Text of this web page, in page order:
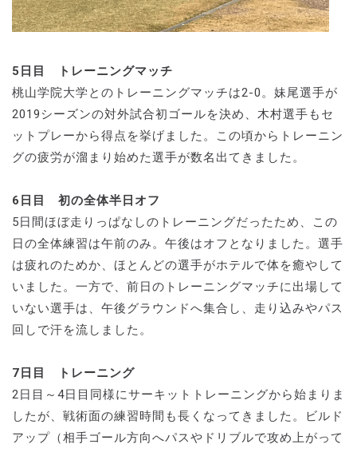
5日目 トレーニングマッチ
桃山学院大学とのトレーニングマッチは2-0。妹尾選手が
2019シーズンの対外試合初ゴールを決め、木村選手もセ
ットプレーから得点を挙げました。この頃からトレーニン
グの疲労が溜まり始めた選手が数名出てきました。
6日目 初の全体半日オフ
5日間ほぼ走りっぱなしのトレーニングだったため、この
日の全体練習は午前のみ。午後はオフとなりました。選手
は疲れのためか、ほとんどの選手がホテルで体を癒やして
いました。一方で、前日のトレーニングマッチに出場して
いない選手は、午後グラウンドへ集合し、走り込みやパス
回しで汗を流しました。
7日目 トレーニング
2日目～4日目同様にサーキットトレーニングから始まりま
したが、戦術面の練習時間も長くなってきました。ビルド
アップ（相手ゴール方向へパスやドリブルで攻め上がって